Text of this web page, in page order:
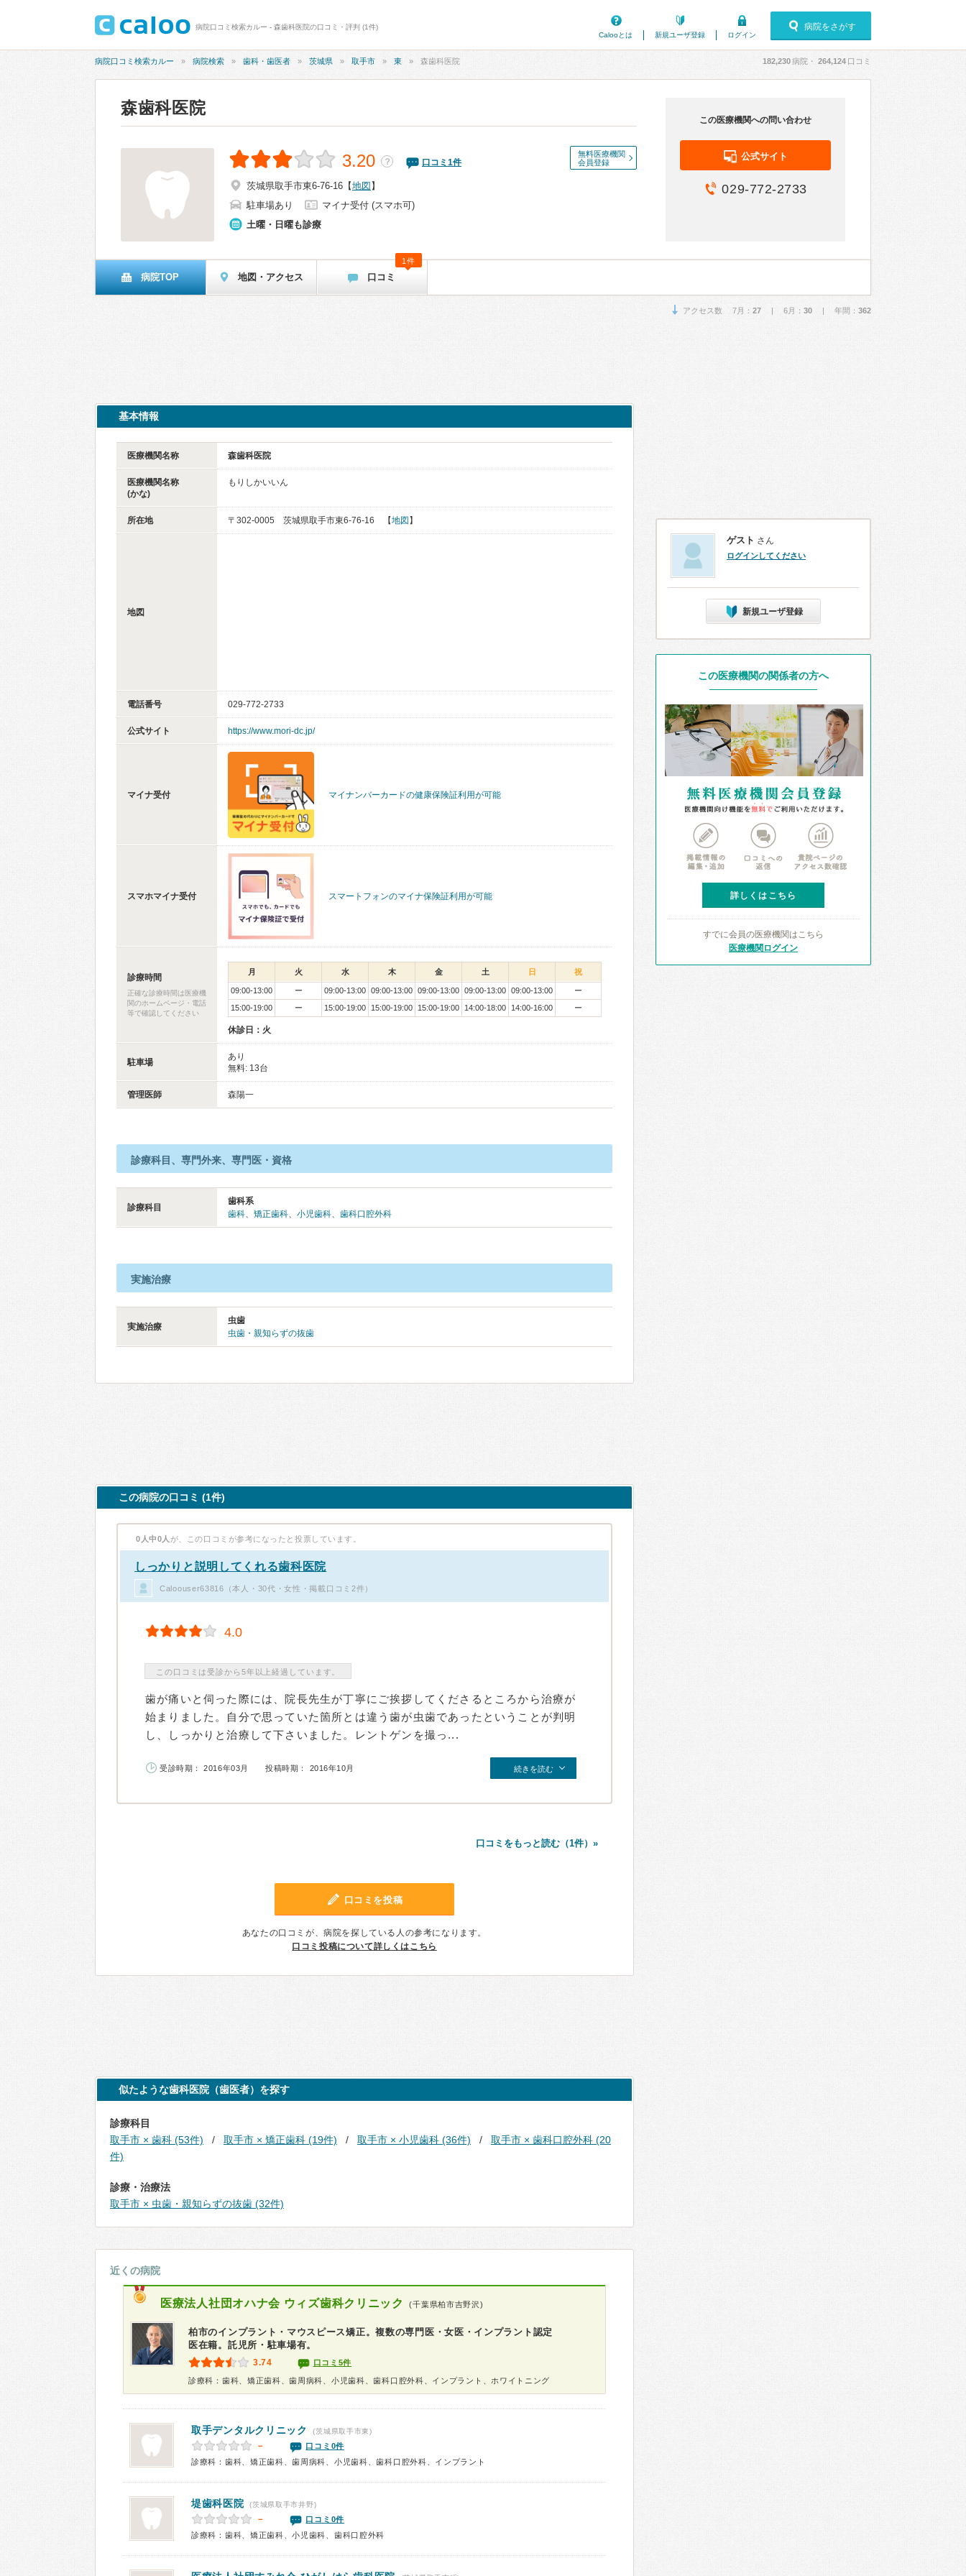
病院口コミ検索カルー - 森歯科医院の口コミ・評判 (1件)
Calooとは
新規ユーザ登録 ログイン
病院をさがす
病院口コミ検索カルー 病院検索 歯科・歯医者 茨城県 取手市 東 森歯科医院 182,230病院・ 264,124 口コミ
森歯科医院
無料医療機関
会員登録
3.20 ？ 口コミ 1件
茨城県取手市東6-76-16 【地図 】
駐車場あり
マイナ受付 (スマホ可)
土曜・日曜も診療
この医療機関への問い合わせ
公式サイト
029-772-2733
病院TOP 地図・アクセス 口コミ
1件
アクセス数 7月： 27 | 6月： 30 | 年間： 362
基本情報
医療機関名称 森歯科医院
医療機関名称
(かな)
もりしかいいん
所在地 〒302-0005 茨城県取手市東6-76-16 【地図 】
地図
電話番号 029-772-2733
公式サイト https://www.mori-dc.jp/
マイナ受付 マイナンバーカードの健康保険証利用が可能
スマホマイナ受付 スマートフォンのマイナ保険証利用が可能
診療時間
正確な診療時間は医療機
関のホームページ・電話
等で確認してください
月 火 水 木 金 土 日 祝
09:00-13:00 ー 09:00-13:00 09:00-13:00 09:00-13:00 09:00-13:00 09:00-13:00
ー
15:00-19:00
ー 15:00-19:00 15:00-19:00 15:00-19:00 14:00-18:00 14:00-16:00 ー
休診日：火
駐車場
あり
無料: 13台
管理医師 森陽一
診療科目、専門外来、専門医・資格
診療科目
歯科系
歯科、 矯正歯科、 小児歯科、 歯科口腔外科
実施治療
実施治療
虫歯
虫歯・親知らずの抜歯
この病院の口コミ (1件)
0人中0人 が、この口コミが参考になったと投票しています。
しっかりと説明してくれる歯科医院
Caloouser63816（本人・30代・女性・掲載口コミ2件）
4.0
この口コミは受診から5年以上経過しています。
歯が痛いと伺った際には、院長先生が丁寧にご挨拶してくださるところから治療が
始まりました。自分で思っていた箇所とは違う歯が虫歯であったということが判明
し、しっかりと治療して下さいました。レントゲンを撮っ...
受診時期： 2016年03月 投稿時期： 2016年10月 続きを読む
口コミをもっと読む（1件）»
口コミを投稿
あなたの口コミが、病院を探している人の参考になります。
口コミ投稿について詳しくはこちら
似たような歯科医院（歯医者）を探す
診療科目
取手市 × 歯科 (53件)
取手市 × 矯正歯科 (19件) 取手市 × 小児歯科 (36件)
取手市 × 歯科口腔外科 (20
件)
診療・治療法
取手市 × 虫歯・親知らずの抜歯 (32件)
近くの病院
医療法人社団オハナ会 ウィズ歯科クリニック (千葉県柏市吉野沢)
柏市のインプラント・マウスピース矯正。複数の専門医・女医・インプラント認定
医在籍。託児所・駐車場有。
3.74 口コミ5件
診療科：歯科、矯正歯科、歯周病科、小児歯科、歯科口腔外科、インプラント、ホワイトニング
取手デンタルクリニック (茨城県取手市東)
－
口コミ0件
診療科：歯科、矯正歯科、歯周病科、小児歯科、歯科口腔外科、インプラント
堤歯科医院 (茨城県取手市井野)
－
口コミ0件
診療科：歯科、矯正歯科、小児歯科、歯科口腔外科
ゲスト さん
ログインしてください
新規ユーザ登録
この医療機関の関係者の方へ
詳しくはこちら
すでに会員の医療機関はこちら
医療機関ログイン